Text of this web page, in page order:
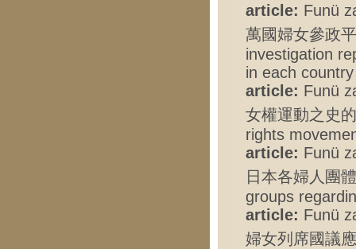
article: Funü
萬國婦女參政
investigation
in each
article: Funü
女權運動之史
rights
article: Funü
日本各婦人團
groups
article: Funü
婦女列席國議